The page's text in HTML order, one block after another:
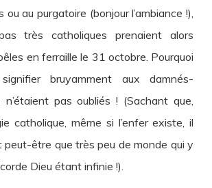
ou au purgatoire (bonjour l’ambiance !),
très catholiques prenaient alors
en ferraille le 31 octobre. Pourquoi
bruyamment aux damnés-
n’étaient pas oubliés ! (Sachant que,
catholique, même si l’enfer existe, il
peut-être que très peu de monde qui y
Dieu étant infinie !).